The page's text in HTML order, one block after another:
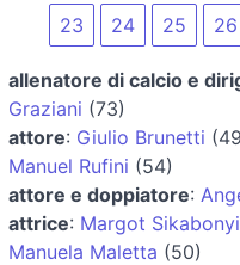
23 24 25 26
allenatore di calcio e
Graziani (73)
attore: Giulio Brunetti
Manuel Rufini (54)
attore e doppiatore:
attrice: Margot Sikabonyi
Manuela Maletta (50)